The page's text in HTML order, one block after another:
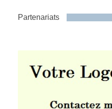
Partenariats